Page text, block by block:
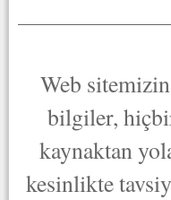
Web
bilgiler,
kaynaktan
kesinlikte